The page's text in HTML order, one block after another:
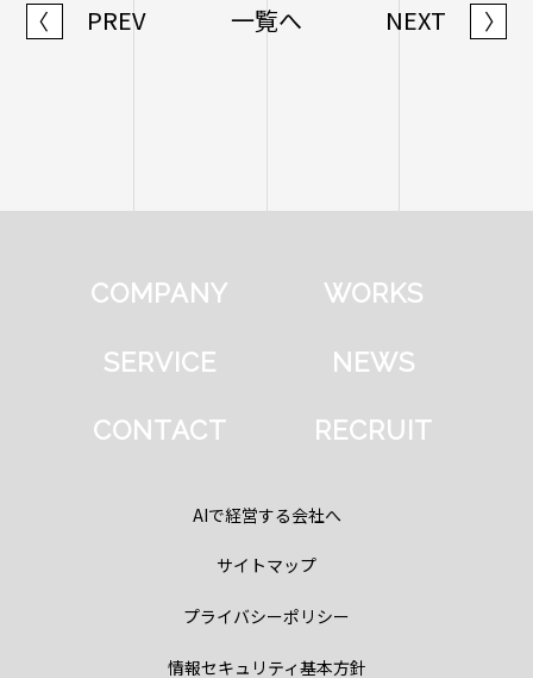
〈 PREV 一覧へ NEXT 〉
COMPANY WORKS
SERVICE NEWS
CONTACT RECRUIT
AIで経営する会社へ
サイトマップ
プライバシーポリシー
情報セキュリティ基本方針